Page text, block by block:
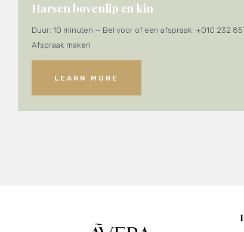
Harsen bovenlip en kin
Duur: 10 minuten — Bel voor of een afspraak: +010 232
Afspraak maken
LEARN MORE